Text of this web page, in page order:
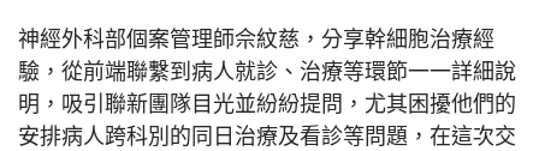
神經外科部個案管理師佘紋慈，分享幹細胞治療經
驗，從前端聯繫到病人就診、治療等環節一一詳細說
明，吸引聯新團隊目光並紛紛提問，尤其困擾他們的
安排病人跨科別的同日治療及看診等問題，在這次交